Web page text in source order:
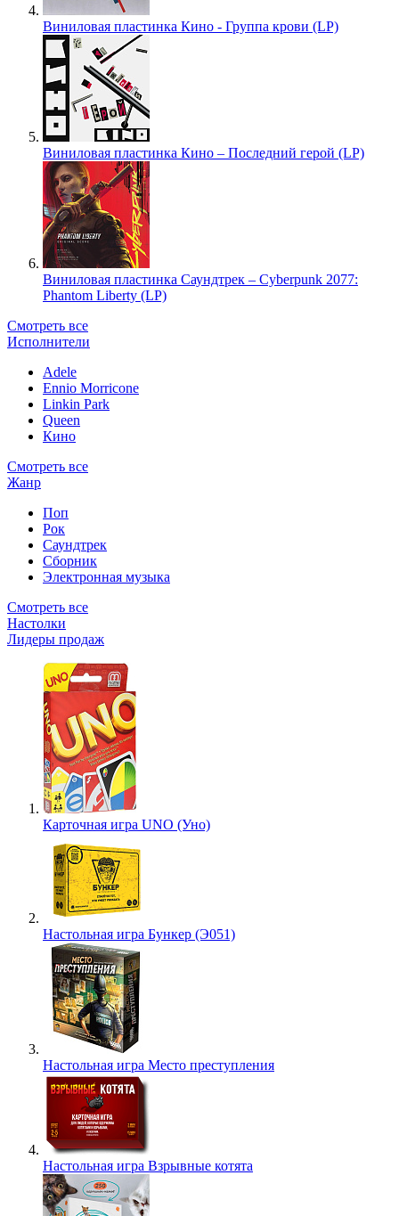
Виниловая пластинка Кино - Группа крови (LP)
Виниловая пластинка Кино – Последний герой (LP)
Виниловая пластинка Саундтрек – Cyberpunk 2077:
Phantom Liberty (LP)
Смотреть все
Исполнители
Adele
Ennio Morricone
Linkin Park
Queen
Кино
Смотреть все
Жанр
Поп
Рок
Саундтрек
Сборник
Электронная музыка
Смотреть все
Настолки
Лидеры продаж
Карточная игра UNO (Уно)
Настольная игра Бункер (Э051)
Настольная игра Место преступления
Настольная игра Взрывные котята